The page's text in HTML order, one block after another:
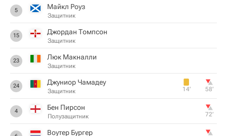
5 Майкл Роуз
Защитник
15 Джордан Томпсон
Защитник
23 Люк Макналли
Защитник
24 Джуниор Чамадеу
Защитник 14‎’‎ 58‎’‎
4 Бен Пирсон
Полузащитник 72‎’‎
Воутер Бургер